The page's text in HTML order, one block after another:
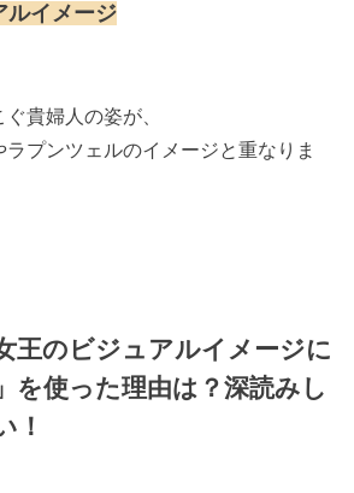
ルイメージ
貴婦人の姿が、
プンツェルのイメージと重なりま
王のビジュアルイメージに
を使った理由は？深読みし
！